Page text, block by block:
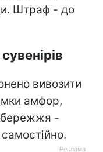
Штраф - до
вивозити
амфор,
-